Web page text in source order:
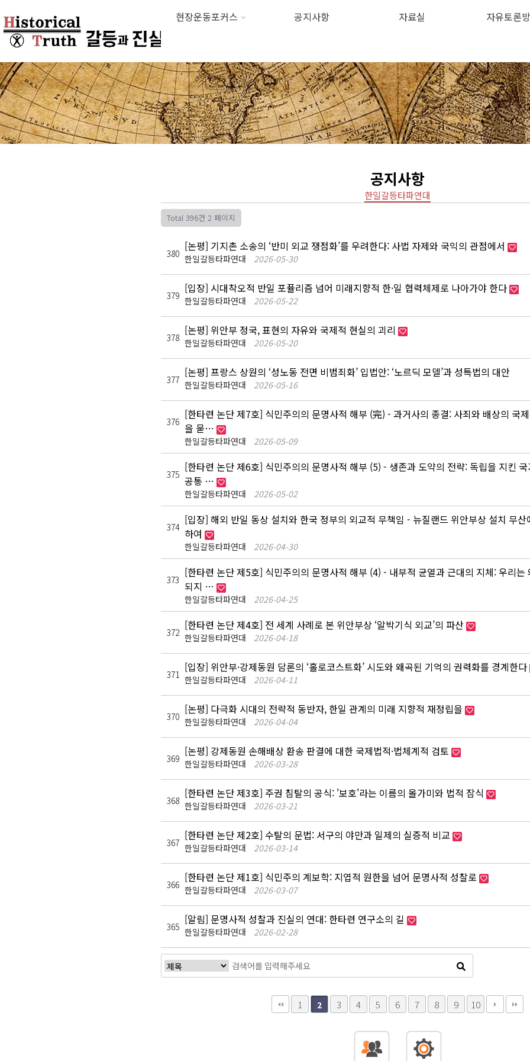
현장운동포커스 공지사항 자료실
자유토론방
하위분류
공지사항
한일갈등타파연대
Total 396건 2 페이지
380
[논평] 기지촌 소송의 ‘반미 외교 쟁점화’를 우려한다: 사법 자제와 국익의 관점에서
한일갈등타파연대 2026-05-30
379
[입장] 시대착오적 반일 포퓰리즘 넘어 미래지향적 한·일 협력체제로 나아가야 한다
한일갈등타파연대 2026-05-22
378
[논평] 위안부 정국, 표현의 자유와 국제적 현실의 괴리
한일갈등타파연대 2026-05-20
377
[논평] 프랑스 상원의 ‘성노동 전면 비범죄화’ 입법안: ‘노르딕 모델’과 성특법의 대안
한일갈등타파연대 2026-05-16
376
[한타련 논단 제7호] 식민주의의 문명사적 해부 (完) - 과거사의 종결: 사죄와 배상의 국
을 묻…
한일갈등타파연대 2026-05-09
375
[한타련 논단 제6호] 식민주의의 문명사적 해부 (5) - 생존과 도약의 전략: 독립을 지킨
공통 …
한일갈등타파연대 2026-05-02
374
[입장] 해외 반일 동상 설치와 한국 정부의 외교적 무책임 - 뉴질랜드 위안부상 설치 무산
하여
한일갈등타파연대 2026-04-30
373
[한타련 논단 제5호] 식민주의의 문명사적 해부 (4) - 내부적 균열과 근대의 지체: 우리는
되지 …
한일갈등타파연대 2026-04-25
372
[한타련 논단 제4호] 전 세계 사례로 본 위안부상 ‘알박기식 외교’의 파산
한일갈등타파연대 2026-04-18
371
[입장] 위안부·강제동원 담론의 ‘홀로코스트화’ 시도와 왜곡된 기억의 권력화를 경계한다
한일갈등타파연대 2026-04-11
370
[논평] 다극화 시대의 전략적 동반자, 한일 관계의 미래 지향적 재정립을
한일갈등타파연대 2026-04-04
369
[논평] 강제동원 손해배상 환송 판결에 대한 국제법적·법체계적 검토
한일갈등타파연대 2026-03-28
368
[한타련 논단 제3호] 주권 침탈의 공식: '보호'라는 이름의 올가미와 법적 잠식
한일갈등타파연대 2026-03-21
367
[한타련 논단 제2호] 수탈의 문법: 서구의 야만과 일제의 실증적 비교
한일갈등타파연대 2026-03-14
366
[한타련 논단 제1호] 식민주의 계보학: 지엽적 원한을 넘어 문명사적 성찰로
한일갈등타파연대 2026-03-07
365
[알림] 문명사적 성찰과 진실의 연대: 한타련 연구소의 길
한일갈등타파연대 2026-02-28
1 2 3 4 5 6 7 8 9 10